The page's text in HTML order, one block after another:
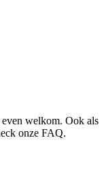
even welkom. Ook als
onze FAQ.